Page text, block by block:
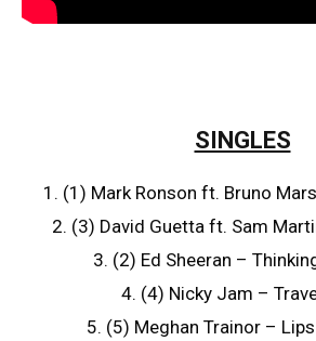
SINGLES
1. (1) Mark Ronson ft. Bruno
2. (3) David Guetta ft. Sam
3. (2) Ed Sheeran –
4. (4) Nicky Jam –
5. (5) Meghan Trainor –